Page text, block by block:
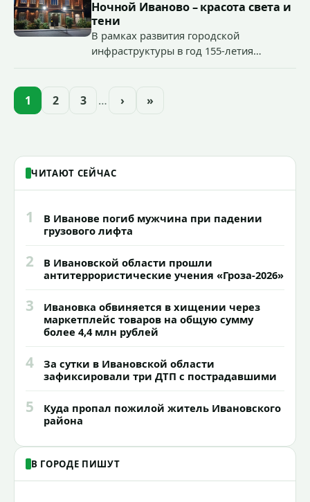
«Гроза-2026».
Ночной Иваново – красота света и
тени
В рамках развития городской
инфраструктуры в год 155-летия
проекта подсветки исторических
1 2 3 … › »
ЧИТАЮТ СЕЙЧАС
1
В Иванове погиб мужчина при падении
грузового лифта
2
В Ивановской области прошли
антитеррористические учения «Гроза-2026»
3
Ивановка обвиняется в хищении через
маркетплейс товаров на общую сумму
более 4,4 млн рублей
4
За сутки в Ивановской области
зафиксировали три ДТП с пострадавшими
5
Куда пропал пожилой житель Ивановского
района
В ГОРОДЕ ПИШУТ